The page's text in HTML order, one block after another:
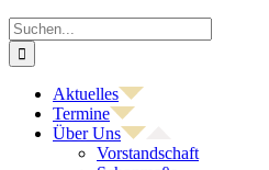
Zum
Inhalt
springen
Suche
nach:
Aktuelles
Termine
Über Uns
Vorstandschaft